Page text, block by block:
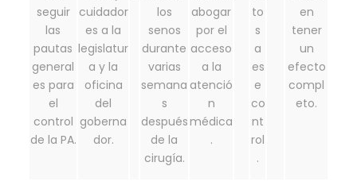
seguir
las
pautas
general
es para
el
control
de la PA.
cuidador
es a la
legislatur
a y la
oficina
del
goberna
dor.
los
senos
durante
varias
semana
s
después
de la
cirugía.
abogar
por el
acceso
a la
atenció
n
médica
.
to
s
a
es
e
co
nt
rol
.
en
tener
un
efecto
compl
eto.